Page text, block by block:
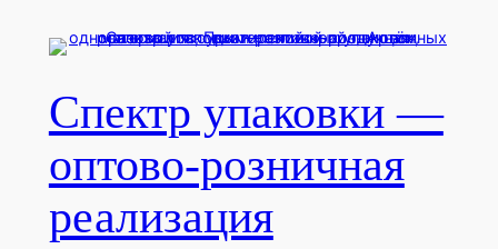
Спектр упаковки —
оптово-розничная
реализация